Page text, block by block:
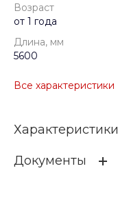
Возраст
от 1 года
Длина, мм
5600
Все характеристики
Характеристики
Возраст
Документы